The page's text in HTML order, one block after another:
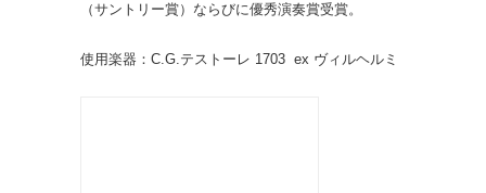
（サントリー賞）ならびに優秀演奏賞受賞。
使用楽器：C.G.テストーレ 1703 ex ヴィルヘルミ